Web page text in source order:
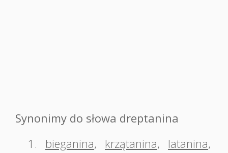
Synonimy do słowa dreptanina
1.
bieganina, krzątanina, latanina,